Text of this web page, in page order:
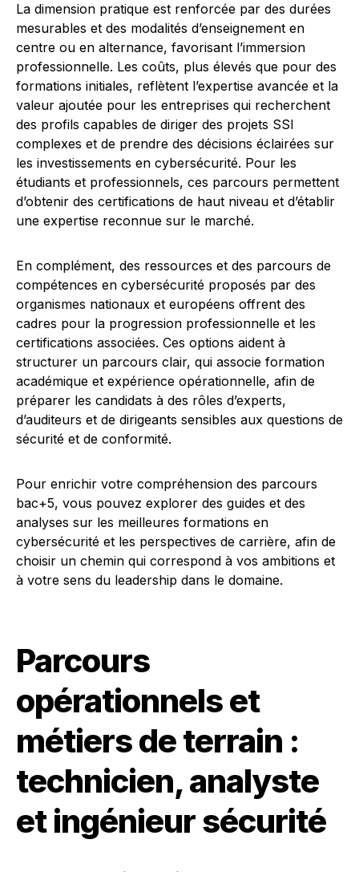
La dimension pratique est renforcée par des durées
mesurables et des modalités d’enseignement en
centre ou en alternance, favorisant l’immersion
professionnelle. Les coûts, plus élevés que pour des
formations initiales, reflètent l’expertise avancée et la
valeur ajoutée pour les entreprises qui recherchent
des profils capables de diriger des projets SSI
complexes et de prendre des décisions éclairées sur
les investissements en cybersécurité. Pour les
étudiants et professionnels, ces parcours permettent
d’obtenir des certifications de haut niveau et d’établir
une expertise reconnue sur le marché.
En complément, des ressources et des parcours de
compétences en cybersécurité proposés par des
organismes nationaux et européens offrent des
cadres pour la progression professionnelle et les
certifications associées. Ces options aident à
structurer un parcours clair, qui associe formation
académique et expérience opérationnelle, afin de
préparer les candidats à des rôles d’experts,
d’auditeurs et de dirigeants sensibles aux questions de
sécurité et de conformité.
Pour enrichir votre compréhension des parcours
bac+5, vous pouvez explorer des guides et des
analyses sur les meilleures formations en
cybersécurité et les perspectives de carrière, afin de
choisir un chemin qui correspond à vos ambitions et
à votre sens du leadership dans le domaine.
Parcours
opérationnels et
métiers de terrain :
technicien, analyste
et ingénieur sécurité